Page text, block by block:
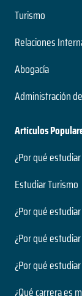
Turismo
Relaciones
Abogacía
Administración
Artículos
¿Por qué
Estudiar Turismo
¿Por qué
¿Por qué
¿Por qué
¿Qué carrera es